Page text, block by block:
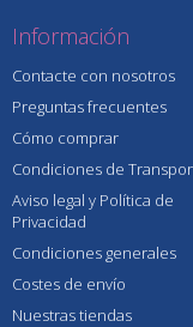
Información
Contacte con nosotros
Preguntas frecuentes
Cómo comprar
Condiciones de
Aviso legal y Política de
Privacidad
Condiciones generales
Costes de envío
Nuestras tiendas